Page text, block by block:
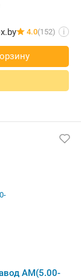
4.0(152) i
АМ(5.00-